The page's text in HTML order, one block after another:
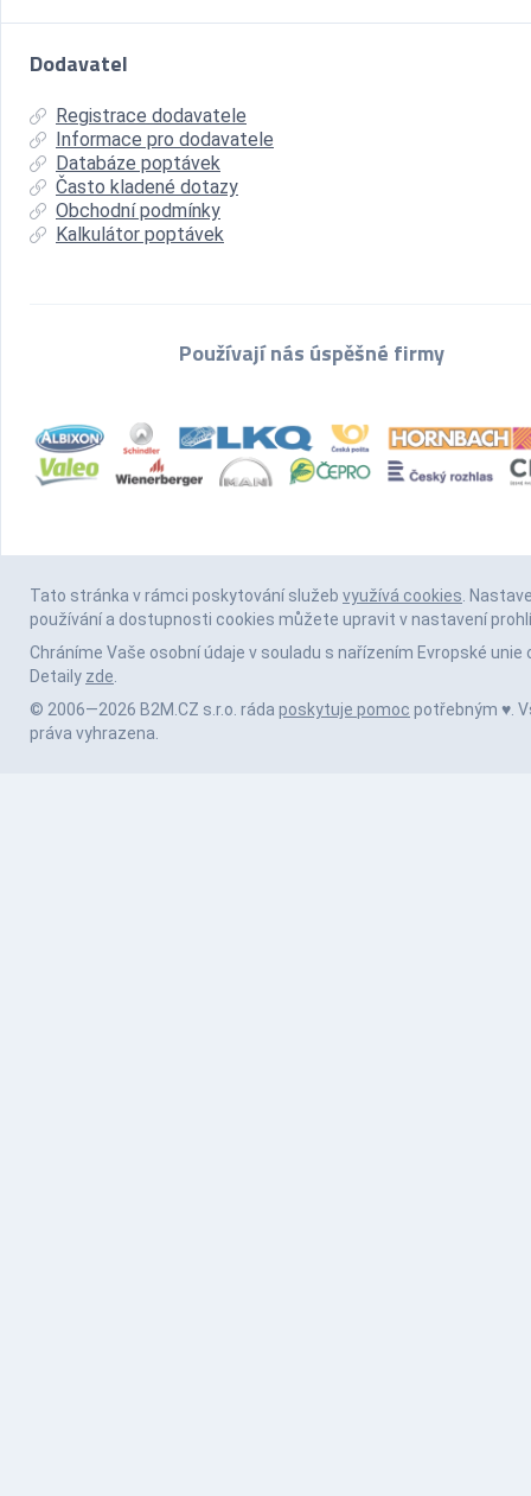
Dodavatel
Registrace dodavatele
Informace pro dodavatele
Databáze poptávek
Často kladené dotazy
Obchodní podmínky
Kalkulátor poptávek
Používají nás úspěšné firmy
Tato stránka v rámci poskytování služeb využívá cookies.
používání a dostupnosti cookies můžete upravit v nastavení
Chráníme Vaše osobní údaje v souladu s nařízením Evropské unie
Detaily zde.
© 2006—2026 B2M.CZ s.r.o. ráda poskytuje pomoc potřebným ♥️.
práva vyhrazena.